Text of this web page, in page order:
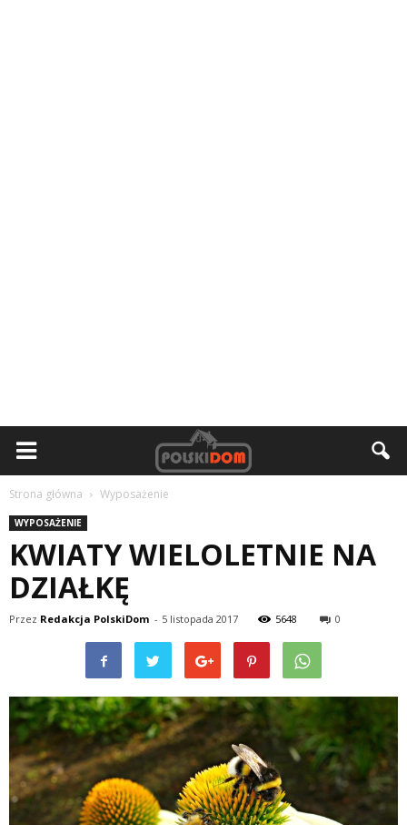
Strona główna Wyposażenie
WYPOSAŻENIE
KWIATY WIELOLETNIE NA
DZIAŁKĘ
Przez Redakcja PolskiDom - 5 listopada 2017 5648 0